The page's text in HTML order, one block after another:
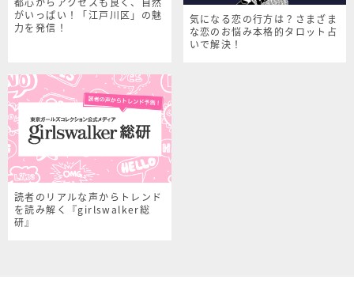
がいっぱい！「江戸川区」の魅
力を発信！
気になる恋の行方は？さまざま
な恋のお悩み本格的タロット占
いで解決！
読者のリアルな声からトレンド
を読み解く『girlswalker総
研』